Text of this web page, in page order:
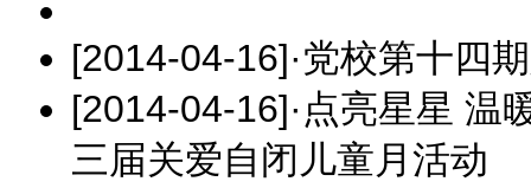
[2014-04-16]·党校第十四
[2014-04-16]· 点亮星星 温
三届关爱自闭儿童月活动